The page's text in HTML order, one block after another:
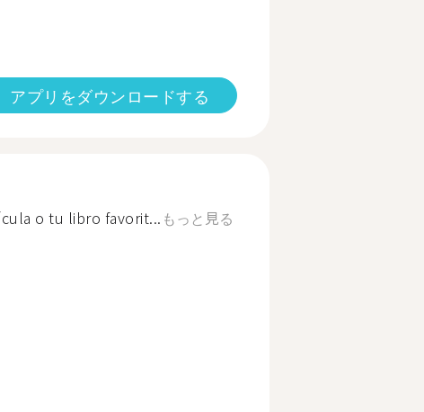
アプリをダウンロードする
o tu libro favorit... もっと見る